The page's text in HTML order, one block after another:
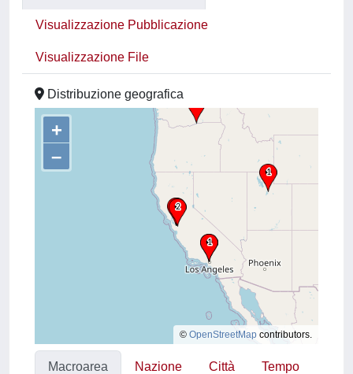
Visualizzazione Pubblicazione
Visualizzazione File
Distribuzione geografica
+
–
© OpenStreetMap contributors.
Macroarea Nazione Città Tempo